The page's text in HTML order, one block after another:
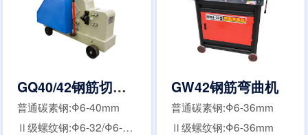
GQ40/42钢筋切断机
普通碳素钢:Φ6-40mm
Ⅱ级螺纹钢:Φ6-32/Φ6-36mm
GW42钢筋弯曲机
普通碳素钢:Φ6-36mm
Ⅱ级螺纹钢:Φ6-36mm